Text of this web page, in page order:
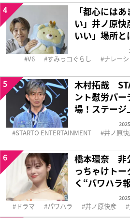
「都心には
い」井ノ原
いい」場所と
4
V6 すみっコぐらし ナレー
木村拓哉
ント慰労パ
場！ステージ
5
STARTO ENTERTAINMENT 井ノ原
橋本環奈 非
っちゃけト
く“パワハラ
6
ドラマ パワハラ 井ノ原快彦